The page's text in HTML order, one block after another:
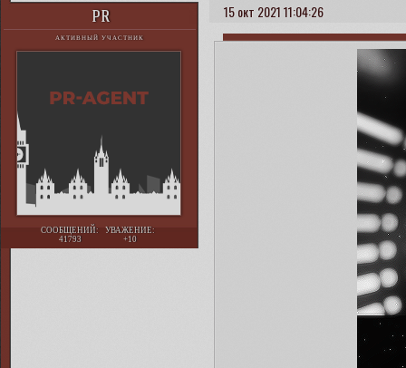
15 окт 2021 11:04:26
PR
АКТИВНЫЙ УЧАСТНИК
СООБЩЕНИЙ:
41793
УВАЖЕНИЕ:
+10